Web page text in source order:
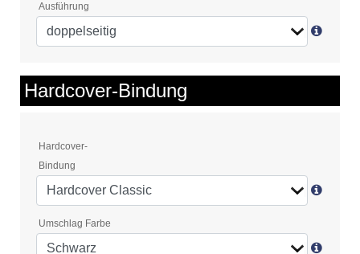
Ausführung
Hardcover-Bindung
Hardcover-
Bindung
Umschlag Farbe